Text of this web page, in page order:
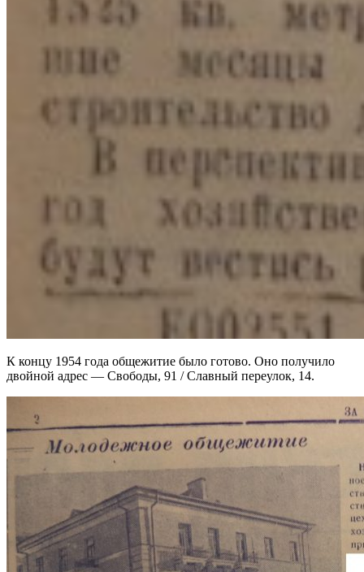
К концу 1954 года общежитие было готово. Оно получило
двойной адрес — Свободы, 91 / Славный переулок, 14.